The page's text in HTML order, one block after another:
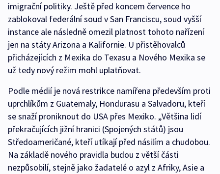
imigrační politiky. Ještě před koncem července ho
zablokoval federální soud v San Franciscu, soud vyšší
instance ale následně omezil platnost tohoto nařízení
jen na státy Arizona a Kalifornie. U přistěhovalců
přicházejících z Mexika do Texasu a Nového Mexika se
už tedy nový režim mohl uplatňovat.
Podle médií je nová restrikce namířena především proti
uprchlíkům z Guatemaly, Hondurasu a Salvadoru, kteří
se snaží proniknout do USA přes Mexiko. „Většina lidí
překračujících jižní hranici (Spojených států) jsou
Středoameričané, kteří utíkají před násilím a chudobou.
Na základě nového pravidla budou z větší části
nezpůsobilí, stejně jako žadatelé o azyl z Afriky, Asie a